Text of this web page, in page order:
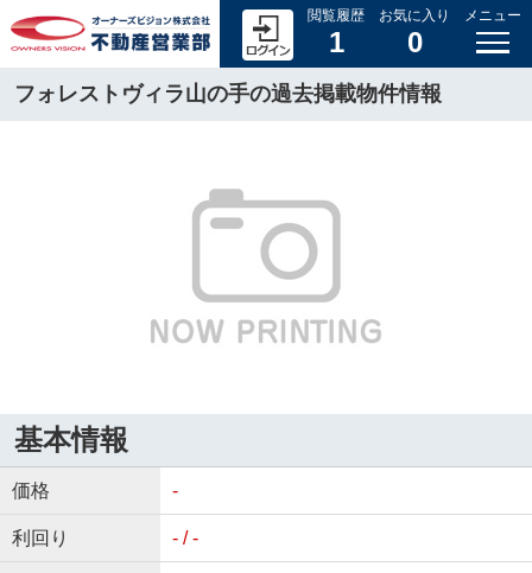
閲覧履歴
1
お気に入り
0
メニュー
フォレストヴィラ山の手の過去掲載物件情報
基本情報
価格 -
利回り - / -